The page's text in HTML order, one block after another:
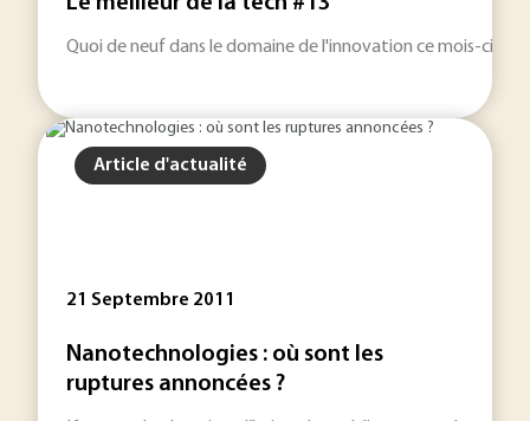
Quoi de neuf dans le domaine de l'innovation ce mois-ci ?
Article d'actualité
21 Septembre 2011
Nanotechnologies : où sont les
ruptures annoncées ?